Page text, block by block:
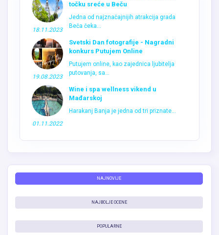
18.11.2023
točku sreće u Beču
Jedna od najznačajnijih atrakcija grada
Beča čeka...
19.08.2023
Svetski Dan fotografije - Nagradni
konkurs Putujem Online
Putujem online, kao zajednica ljubitelja
putovanja, sa...
01.11.2022
Wine i spa wellness vikend u
Mađarskoj
Harakanj Banja je jedna od tri priznate...
NAJNOVIJE
NAJBOLJE OCENE
POPULARNE